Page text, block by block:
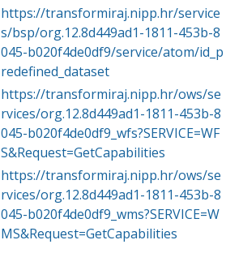
https://transformiraj.nipp.hr/service
s/bsp/org.12.8d449ad1-1811-453b-8
045-b020f4de0df9/service/atom/id_p
redefined_dataset
https://transformiraj.nipp.hr/ows/se
rvices/org.12.8d449ad1-1811-453b-8
045-b020f4de0df9_wfs?SERVICE=WF
S&Request=GetCapabilities
https://transformiraj.nipp.hr/ows/se
rvices/org.12.8d449ad1-1811-453b-8
045-b020f4de0df9_wms?SERVICE=W
MS&Request=GetCapabilities